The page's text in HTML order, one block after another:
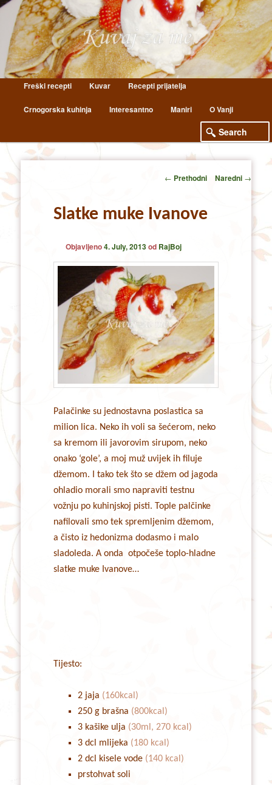
Main
Skip
to
primary
Skip
to
secondary
Freški recepti Kuvar Recepti prijatelja
Crnogorska kuhinja Interesantno Maniri O Vanji
Post
← Prethodni Naredni →
Slatke muke Ivanove
Objavljeno4. July, 2013od RajBoj
Palačinke su jednostavna poslastica sa
milion lica. Neko ih voli sa šećerom, neko
sa kremom ili javorovim sirupom, neko
onako ‘gole’, a moj muž uvijek ih filuje
džemom. I tako tek što se džem od jagoda
ohladio morali smo napraviti testnu
vožnju po kuhinjskoj pisti. Tople palčinke
nafilovali smo tek spremljenim džemom,
a čisto iz hedonizma dodasmo i malo
sladoleda. A onda otpočeše toplo-hladne
slatke muke Ivanove…
Tijesto:
2 jaja (160kcal)
250 g brašna (800kcal)
3 kašike ulja (30ml, 270 kcal)
3 dcl mlijeka (180 kcal)
2 dcl kisele vode(140 kcal)
prstohvat soli